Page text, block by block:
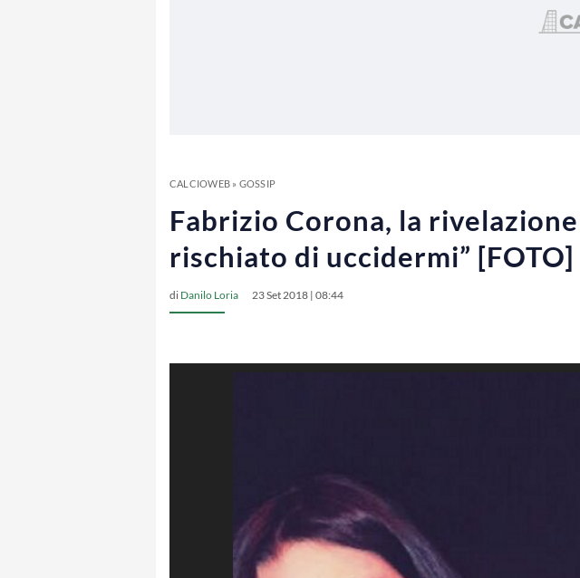
CALCIOWEB» GOSSIP
Fabrizio Corona, la
rischiato di uccidermi” [FOTO]
di Danilo Loria 23 Set 2018 | 08:44